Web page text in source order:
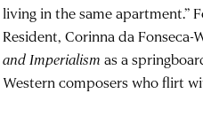
living in the same apartment.”
Resident,Corinna da Fonseca-
and Imperialism as a
Western composers who flirt